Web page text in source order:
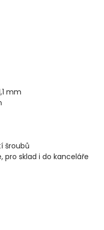
mm
šroubů
pro sklad i do kanceláře